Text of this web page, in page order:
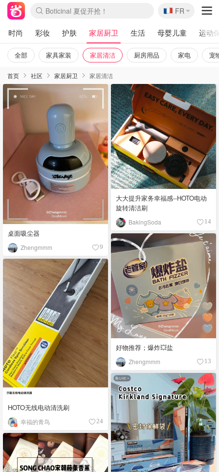
Boticinal 夏促开抢！
4折！lulu周四疯狂上新
🇫🇷
FR
时尚 彩妆 护肤 家居厨卫 生活 母婴儿童 运动
全部 家具家装 家居清洁 厨房用品 家电 宠
首页 社区 家居厨卫 家居清洁
桌面吸尘器
Zhengmmm 9
大大提升家务幸福感--HOTO电动
旋转清洁刷
BakingSoda 14
好物推荐；爆炸💥盐
Zhengmmm 13
HOTO无线电动清洗刷
幸福的青鸟 24